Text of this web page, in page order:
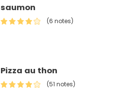
saumon
(6 notes)
Pizza au thon
(51 notes)